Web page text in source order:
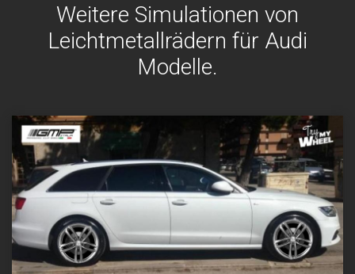
Weitere Simulationen von
Leichtmetallrädern für Audi
Modelle.